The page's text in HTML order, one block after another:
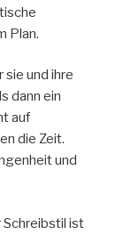
Plan.
sie und ihre
dann ein
auf
die Zeit.
und
Schreibstil ist